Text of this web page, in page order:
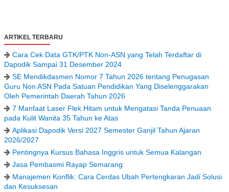
ARTIKEL TERBARU
Cara Cek Data GTK/PTK Non-ASN yang Telah Terdaftar di
Dapodik Sampai 31 Desember 2024
SE Mendikdasmen Nomor 7 Tahun 2026 tentang Penugasan
Guru Non ASN Pada Satuan Pendidikan Yang Diselenggarakan
Oleh Pemerintah Daerah Tahun 2026
7 Manfaat Laser Flek Hitam untuk Mengatasi Tanda Penuaan
pada Kulit Wanita 35 Tahun ke Atas
Aplikasi Dapodik Versi 2027 Semester Ganjil Tahun Ajaran
2026/2027
Pentingnya Kursus Bahasa Inggris untuk Semua Kalangan
Jasa Pembasmi Rayap Semarang
Manajemen Konflik: Cara Cerdas Ubah Pertengkaran Jadi Solusi
dan Kesuksesan